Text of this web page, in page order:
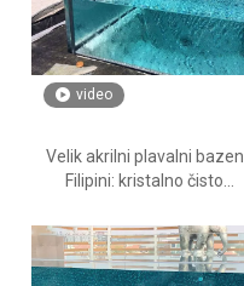
video
Velik akrilni plavalni bazen
Filipini: kristalno čisto